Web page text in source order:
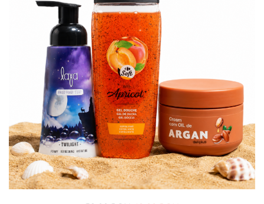
Insecticide
Dezinfectante
Absorbanti de Umiditate & Rezerve
Bioactivatori & Tratamente Fose
Manusi Protectie
Solutii curatare mobila
Cosmetice
Vopsea Par
Ingrijire Par
Ingrijire corp
Ingrijire maini
Ingrijire picioare
Ingrijire Urechi
Îngrijire Ten
Curatare Intretinere Incaltaminte
Farmaceutice